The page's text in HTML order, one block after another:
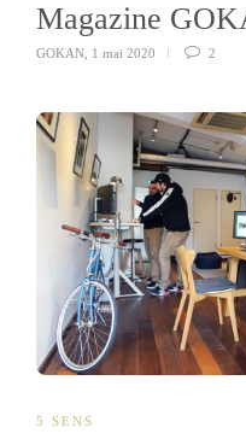
Magazine
GOKAN 1 mai 2020 2
5 SENS